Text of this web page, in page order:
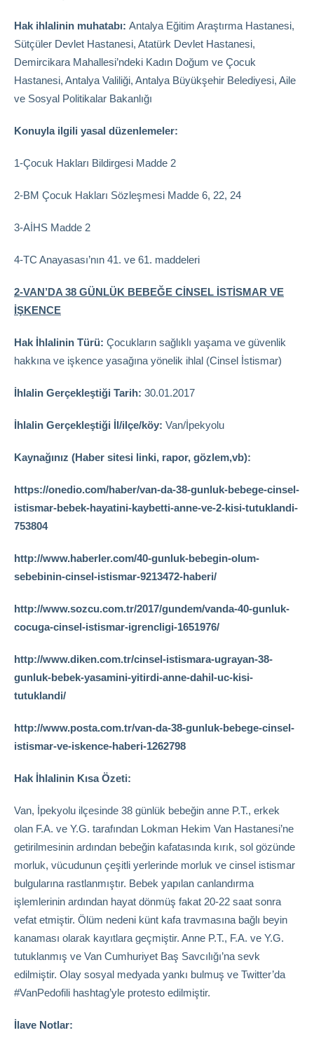
Hak ihlalinin muhatabı: Antalya Eğitim Araştırma Hastanesi,
Sütçüler Devlet Hastanesi, Atatürk Devlet Hastanesi,
Demircikara Mahallesi’ndeki Kadın Doğum ve Çocuk
Hastanesi, Antalya Valiliği, Antalya Büyükşehir Belediyesi, Aile
ve Sosyal Politikalar Bakanlığı
Konuyla ilgili yasal düzenlemeler:
1-Çocuk Hakları Bildirgesi Madde 2
2-BM Çocuk Hakları Sözleşmesi Madde 6, 22, 24
3-AİHS Madde 2
4-TC Anayasası’nın 41. ve 61. maddeleri
2-VAN’DA 38 GÜNLÜK BEBEĞE CİNSEL İSTİSMAR VE
İŞKENCE
Hak İhlalinin Türü: Çocukların sağlıklı yaşama ve güvenlik
hakkına ve işkence yasağına yönelik ihlal (Cinsel İstismar)
İhlalin Gerçekleştiği Tarih: 30.01.2017
İhlalin Gerçekleştiği İl/ilçe/köy: Van/İpekyolu
Kaynağınız (Haber sitesi linki, rapor, gözlem,vb):
https://onedio.com/haber/van-da-38-gunluk-bebege-cinsel-
istismar-bebek-hayatini-kaybetti-anne-ve-2-kisi-tutuklandi-
753804
http://www.haberler.com/40-gunluk-bebegin-olum-
sebebinin-cinsel-istismar-9213472-haberi/
http://www.sozcu.com.tr/2017/gundem/vanda-40-gunluk-
cocuga-cinsel-istismar-igrencligi-1651976/
http://www.diken.com.tr/cinsel-istismara-ugrayan-38-
gunluk-bebek-yasamini-yitirdi-anne-dahil-uc-kisi-
tutuklandi/
http://www.posta.com.tr/van-da-38-gunluk-bebege-cinsel-
istismar-ve-iskence-haberi-1262798
Hak İhlalinin Kısa Özeti:
Van, İpekyolu ilçesinde 38 günlük bebeğin anne P.T., erkek
olan F.A. ve Y.G. tarafından Lokman Hekim Van Hastanesi’ne
getirilmesinin ardından bebeğin kafatasında kırık, sol gözünde
morluk, vücudunun çeşitli yerlerinde morluk ve cinsel istismar
bulgularına rastlanmıştır. Bebek yapılan canlandırma
işlemlerinin ardından hayat dönmüş fakat 20-22 saat sonra
vefat etmiştir. Ölüm nedeni künt kafa travmasına bağlı beyin
kanaması olarak kayıtlara geçmiştir. Anne P.T., F.A. ve Y.G.
tutuklanmış ve Van Cumhuriyet Baş Savcılığı’na sevk
edilmiştir. Olay sosyal medyada yankı bulmuş ve Twitter’da
#VanPedofili hashtag’yle protesto edilmiştir.
İlave Notlar: